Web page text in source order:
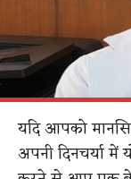
यदि आपको
अपनी दिनचर्या